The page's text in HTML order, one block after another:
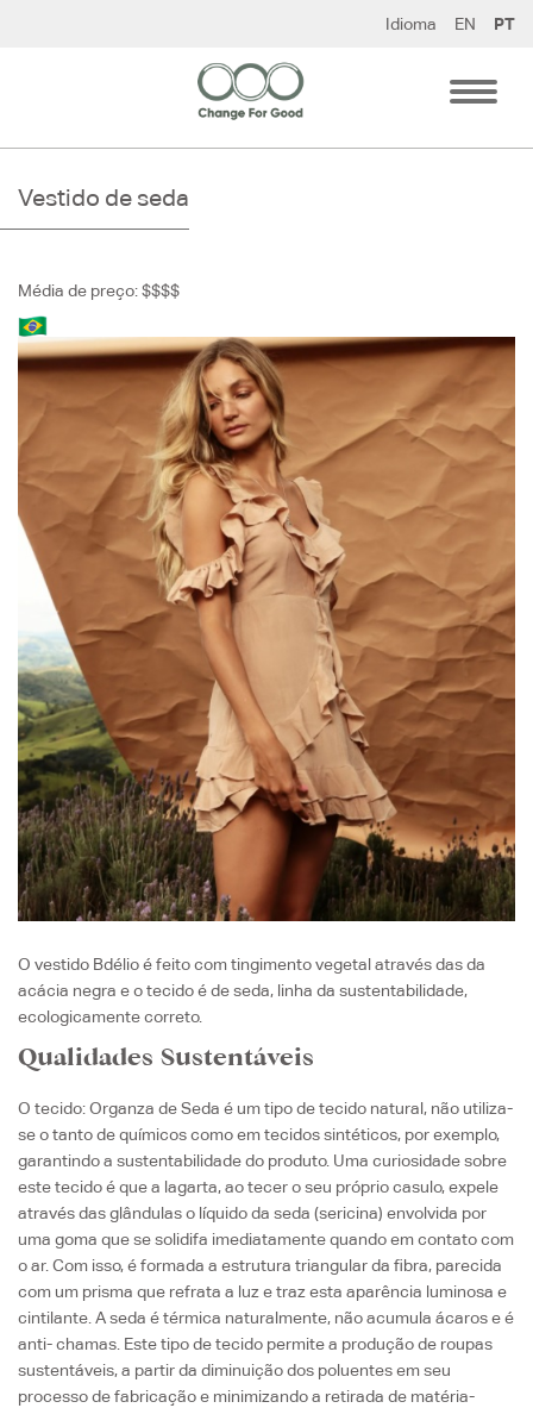
Idioma EN PT
Vestido de seda
Média de preço: $$$$
O vestido Bdélio é feito com tingimento vegetal através das da
acácia negra e o tecido é de seda, linha da sustentabilidade,
ecologicamente correto.
Qualidades Sustentáveis
O tecido: Organza de Seda é um tipo de tecido natural, não utiliza-
se o tanto de químicos como em tecidos sintéticos, por exemplo,
garantindo a sustentabilidade do produto. Uma curiosidade sobre
este tecido é que a lagarta, ao tecer o seu próprio casulo, expele
através das glândulas o líquido da seda (sericina) envolvida por
uma goma que se solidifa imediatamente quando em contato com
o ar. Com isso, é formada a estrutura triangular da fibra, parecida
com um prisma que refrata a luz e traz esta aparência luminosa e
cintilante. A seda é térmica naturalmente, não acumula ácaros e é
anti- chamas. Este tipo de tecido permite a produção de roupas
sustentáveis, a partir da diminuição dos poluentes em seu
processo de fabricação e minimizando a retirada de matéria-